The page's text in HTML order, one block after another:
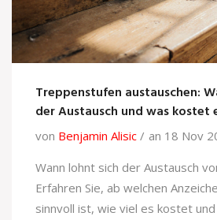
Treppenstufen austauschen:
der Austausch und was kostet
von Benjamin Alisic
an 18 Nov
Wann lohnt sich der Austausch
Erfahren Sie, ab welchen
sinnvoll ist, wie viel es kostet